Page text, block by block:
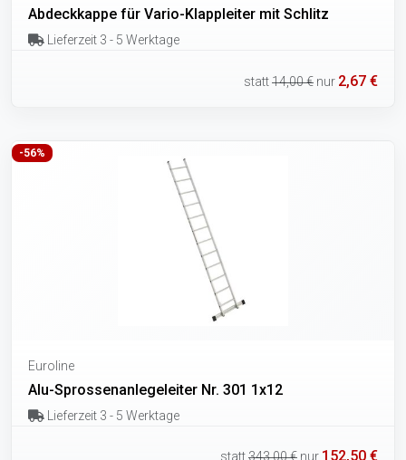
Abdeckkappe für Vario-Klappleiter mit Schlitz
Lieferzeit 3 - 5 Werktage
statt14,00 € nur 2,67 €
-56%
Euroline
Alu-Sprossenanlegeleiter Nr. 301 1x12
Lieferzeit 3 - 5 Werktage
statt343,00 € nur 152,50 €